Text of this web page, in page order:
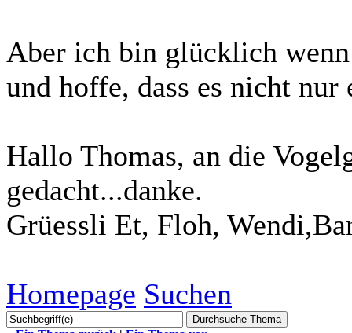
Aber ich bin glücklich
und hoffe, dass es nicht
Hallo Thomas, an die
gedacht...danke.
Grüessli Et, Floh,
Homepage Suchen